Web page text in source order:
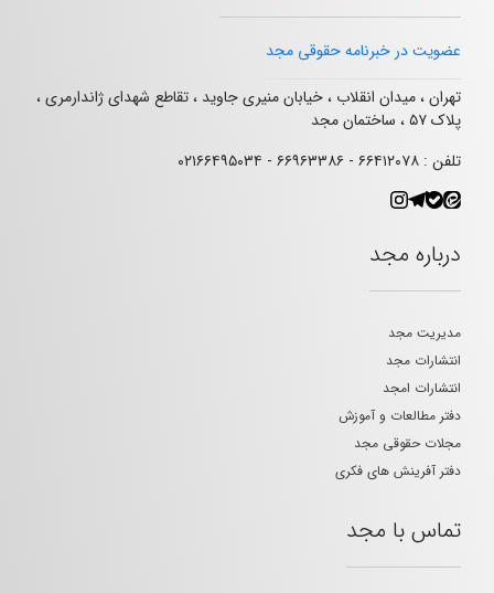
عضویت در خبرنامه حقوقی مجد
تهران ، میدان انقلاب ، خیابان منیری جاوید ، تقاطع شهدای ژاندارمری ،
پلاک ۵۷ ، ساختمان مجد
تلفن : ۶۶۴۱۲۰۷۸ - ۶۶۹۶۳۳۸۶ - ۰۲۱۶۶۴۹۵۰۳۴
درباره مجد
مدیریت مجد
انتشارات مجد
انتشارات امجد
دفتر مطالعات و آموزش
مجلات حقوقی مجد
دفتر آفرینش های فکری
تماس با مجد